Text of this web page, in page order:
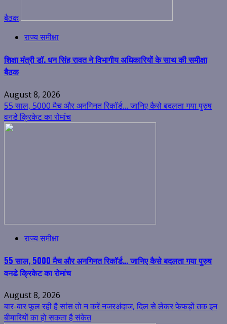
बैठक
राज्य समीक्षा
शिक्षा मंत्री डॉ. धन सिंह रावत ने विभागीय अधिकारियों के साथ की समीक्षा
बैठक
August 8, 2026
55 साल, 5000 मैच और अनगिनत रिकॉर्ड… जानिए कैसे बदलता गया पुरुष
वनडे क्रिकेट का रोमांच
राज्य समीक्षा
55 साल, 5000 मैच और अनगिनत रिकॉर्ड… जानिए कैसे बदलता गया पुरुष
वनडे क्रिकेट का रोमांच
August 8, 2026
बार-बार फूल रही है सांस तो न करें नजरअंदाज, दिल से लेकर फेफड़ों तक इन
बीमारियों का हो सकता है संकेत